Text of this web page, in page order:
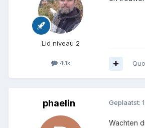
Lid niveau 2
4.1k
phaelin Geplaatst:
Wachten